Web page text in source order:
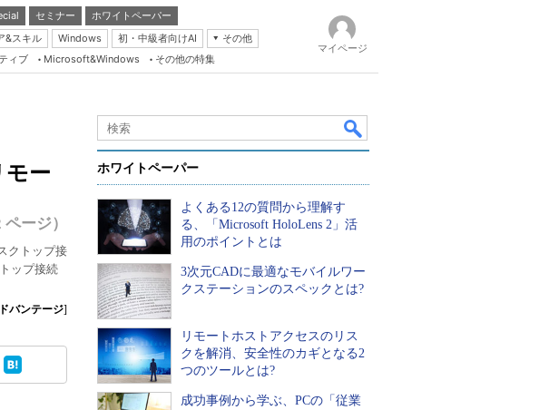
セミナー
ホワイトペーパー
&スキル Windows 初・中級者向けAI
その他
Server & Storage
Database Expert
Linux ＆ OSS
Master of IP Network
Security & Trust
ィブ Microsoft&Windows その他の特集
マイページ
ー
ページ）
クトップ接
ップ接続
バンテージ]
ホワイトペーパー
よくある12の質問から理解す
る、「Microsoft HoloLens 2」活
用のポイントとは
3次元CADに最適なモバイルワー
クステーションのスペックとは?
リモートホストアクセスのリス
クを解消、安全性のカギとなる2
つのツールとは?
成功事例から学ぶ、PCの「従業